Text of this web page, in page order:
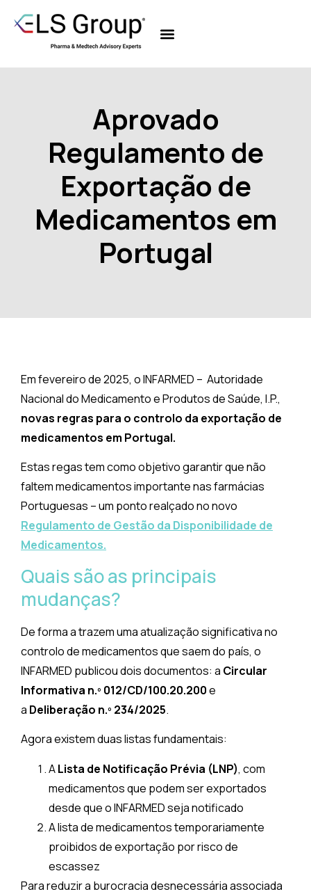
Aprovado
Regulamento de
Exportação de
Medicamentos em
Portugal
Em fevereiro de 2025, o INFARMED – Autoridade
Nacional do Medicamento e Produtos de Saúde, I.P.,
novas regras para o controlo da exportação de
medicamentos em Portugal.
Estas regas tem como objetivo garantir que não
faltem medicamentos importante nas farmácias
Portuguesas – um ponto realçado no novo
Regulamento de Gestão da Disponibilidade de
Medicamentos.
Quais são as principais
mudanças?
De forma a trazem uma atualização significativa no
controlo de medicamentos que saem do país, o
INFARMED publicou dois documentos: a Circular
Informativa n.º 012/CD/100.20.200e
a Deliberação n.º 234/2025.
Agora existem duas listas fundamentais:
ALista de Notificação Prévia (LNP), com
medicamentos que podem ser exportados
desde que o INFARMED seja notificado
A lista de medicamentos temporariamente
proibidos de exportação por risco de
escassez
Para reduzir a burocracia desnecessária associada